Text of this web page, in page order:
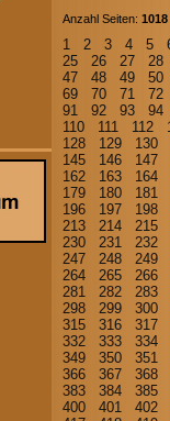
Anzahl Seiten: 1018
1 2 3 4 5
25
26 27
47
48 49
69
70 71
91
92 93
110
111 112
128
129
130
145
146
147
162
163
164
179
180
181
196
197
198
213
214
215
230
231
232
247
248
249
264
265
266
281
282
283
298
299
300
315
316
317
332
333
334
349
350
351
366
367
368
383
384
385
400
401
402